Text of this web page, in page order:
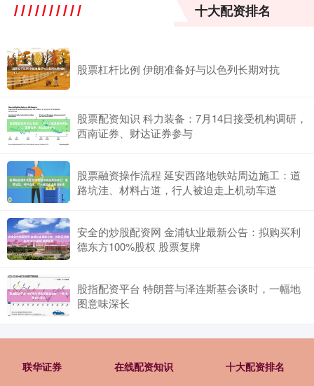
最专业股票配资论坛 蒂娜·斯普拉特太大胆，画出美女人体惊艳一刻，
深深触及心灵深处
最专业股票配资论坛 在英国，有一位女艺术家很喜欢在自己的作品中
描绘女人的形象，她画面中的人物总是出其的安静，而且只有一束
十大配资排名
股票杠杆比例 伊朗准备好与以色列长期对抗
股票配资知识 科力装备：7月14日接受机构调研，
西南证券、财达证券参与
股票融资操作流程 延安西路地铁站周边施工：道
路坑洼、材料占道，行人被迫走上机动车道
安全的炒股配资网 金浦钛业最新公告：拟购买利
德东方100%股权 股票复牌
股指配资平台 特朗普与泽连斯基会谈时，一幅地
图意味深长
联华证券 在线配资知识 十大配资排名